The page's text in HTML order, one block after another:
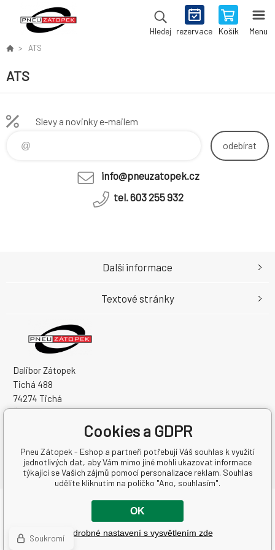
Hledej rezervace Košík Menu
ATS
ATS
Slevy a novinky e-mailem
odebírat
info@pneuzatopek.cz
tel. 603 255 932
Dalibor Zátopek
Tichá 488
74274 Tichá
Česká Republika
DIČ: CZ7504094994
Další informace
Textové stránky
Copyright © 2026 Dalibor Zátopek
Všechna práva vyhrazena.
Tvorba a pronájem eshopůBINARGON.cz-Mapa stránek
Cookies a GDPR
Pneu Zátopek - Eshop a partneři potřebují Váš souhlas k využití
jednotlivých dat, aby Vám mimo jiné mohli ukazovat informace
týkající se Vašich zájmů pomocí personalizace reklam. Souhlas
udělíte kliknutím na políčko "Ano, souhlasím".
OK
Podrobné nastavení s vysvětlením zde
Soukromí